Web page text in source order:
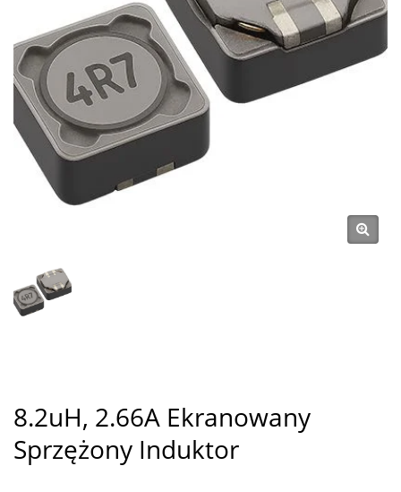
8.2uH, 2.66A Ekranowany
Sprzężony Induktor